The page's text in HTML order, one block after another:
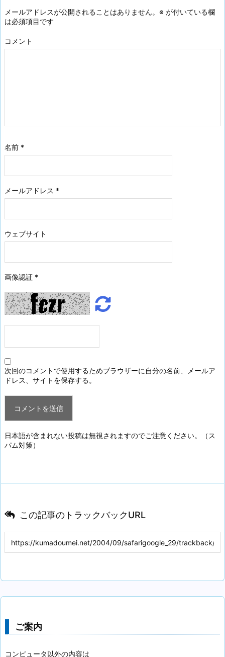
メールアドレスが公開されることはありません。 ※ が付いている欄
は必須項目です
コメント
名前 *
メールアドレス *
ウェブサイト
画像認証 *
次回のコメントで使用するためブラウザーに自分の名前、メールア
ドレス、サイトを保存する。
日本語が含まれない投稿は無視されますのでご注意ください。（ス
パム対策）
この記事のトラックバックURL
ご案内
コンピュータ以外の内容は